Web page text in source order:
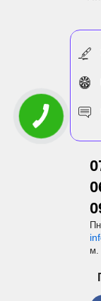
м.